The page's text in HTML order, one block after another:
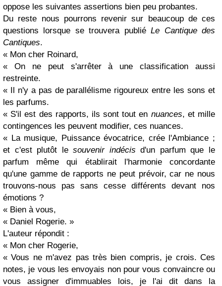
oppose les suivantes assertions bien peu probantes.
Du reste nous pourrons revenir sur beaucoup de ces
questions lorsque se trouvera publiéLe Cantique des
Cantiques.
« Mon cher Roinard,
« On ne peut s'arrêter à une classification aussi
restreinte.
« Il n'y a pas de parallélisme rigoureux entre les sons et
les parfums.
« S'il est des rapports, ils sont tout en nuances, et mille
contingences les peuvent modifier, ces nuances.
« La musique, Puissance évocatrice, crée l'Ambiance ;
et c'est plutôt lesouvenir indécis d'un parfum que le
parfum même qui établirait l'harmonie concordante
qu'une gamme de rapports ne peut prévoir, car ne nous
trouvons-nous pas sans cesse différents devant nos
émotions ?
« Bien à vous,
« Daniel Rogerie. »
L'auteur répondit :
« Mon cher Rogerie,
« Vous ne m'avez pas très bien compris, je crois. Ces
notes, je vous les envoyais non pour vous convaincre ou
vous assigner d'immuables lois, je l'ai dit dans la